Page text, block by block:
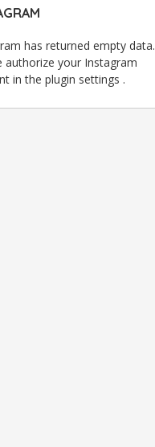
has returned empty data.
authorize your Instagram
in the plugin settings .